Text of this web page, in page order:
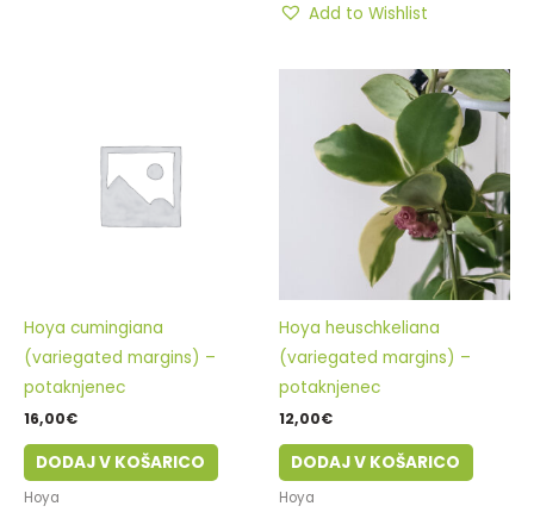
Add to Wishlist
Hoya cumingiana
(variegated margins) –
potaknjenec
16,00€
DODAJ V KOŠARICO
Hoya
Hoya heuschkeliana
(variegated margins) –
potaknjenec
12,00€
DODAJ V KOŠARICO
Hoya